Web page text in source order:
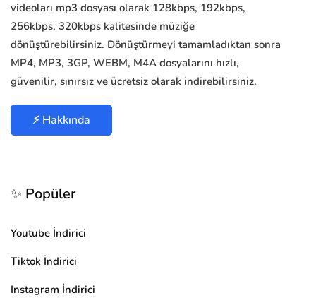
videoları mp3 dosyası olarak 128kbps, 192kbps,
256kbps, 320kbps kalitesinde müziğe
dönüştürebilirsiniz. Dönüştürmeyi tamamladıktan sonra
MP4, MP3, 3GP, WEBM, M4A dosyalarını hızlı,
güvenilir, sınırsız ve ücretsiz olarak indirebilirsiniz.
⚡ Hakkında
✨ Popüler
Youtube İndirici
Tiktok İndirici
Instagram İndirici